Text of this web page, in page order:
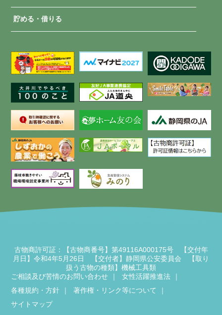
貯める・借りる
古物商許可証：【古物商番号】第49116A000175号 【交付年
月日】令和4年5月26日 【交付者】静岡県公安委員会 【取り
扱う古物の種類】機械工具類
ご相談及び苦情のお問い合わせ
女性活躍推進法
各種規約・方針
著作権・リンク等について
サイトマップ